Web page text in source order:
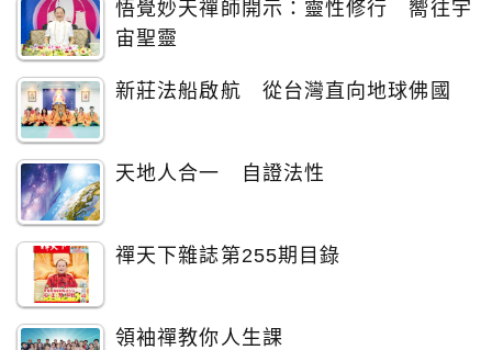
悟覺妙天禪師開示：靈性修行 嚮往宇
宙聖靈
新莊法船啟航 從台灣直向地球佛國
天地人合一 自證法性
禪天下雜誌第255期目錄
領袖禪教你人生課